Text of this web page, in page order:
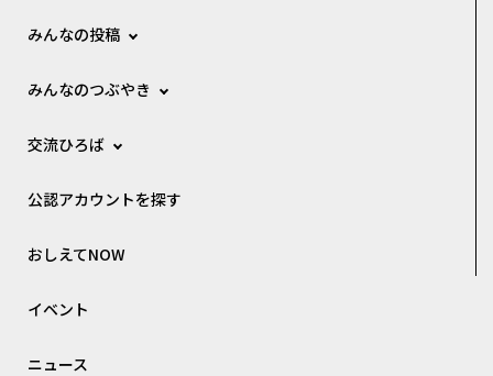
みんなの投稿
みんなのつぶやき
交流ひろば
公認アカウントを探す
おしえてNOW
イベント
ニュース